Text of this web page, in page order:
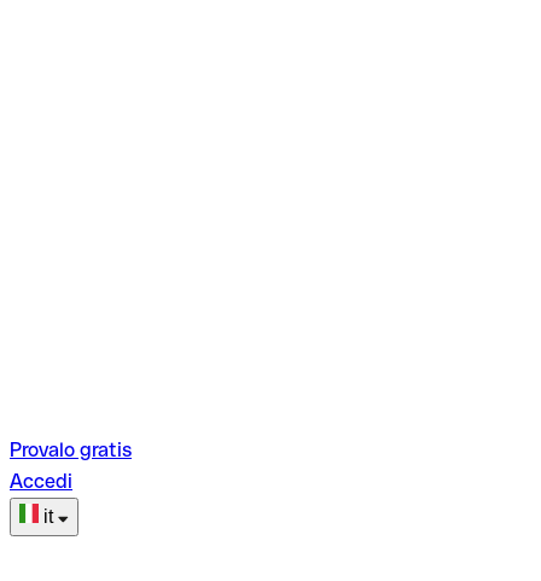
Provalo gratis
Accedi
it